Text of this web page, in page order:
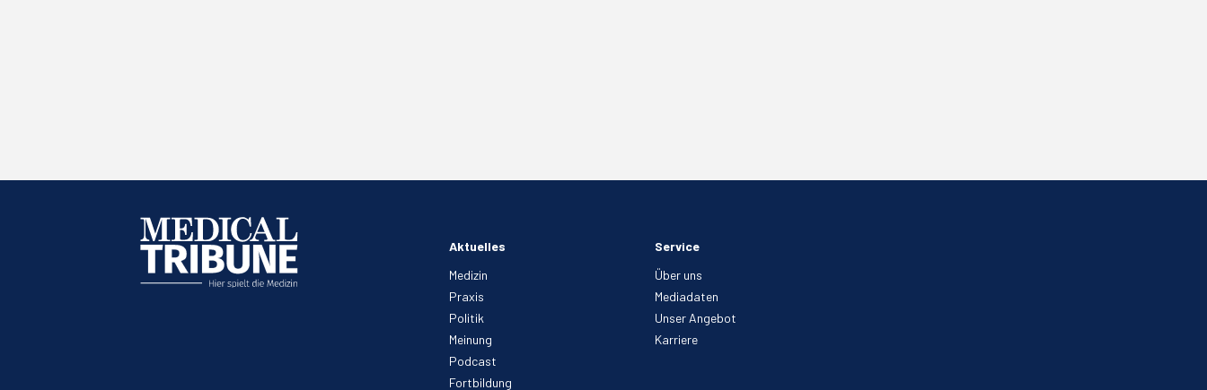
Aktuelles
Medizin
Praxis
Politik
Meinung
Podcast
Fortbildung
Service
Über uns
Mediadaten
Unser Angebot
Karriere